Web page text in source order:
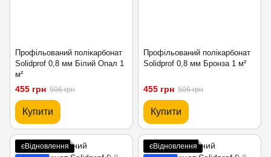
Профільований полікарбонат
Solidprof 0,8 мм Білий Опал 1
м²
455 грн 506 грн
Купити
Профільований полікарбонат
Solidprof 0,8 мм Бронза 1 м²
455 грн 506 грн
Купити
єВідновлення
єВідновлення